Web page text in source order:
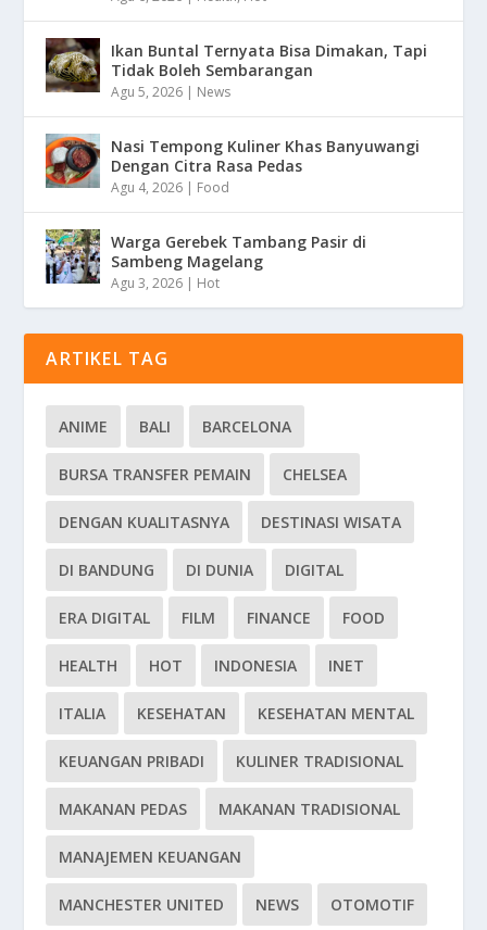
Ikan Buntal Ternyata Bisa Dimakan, Tapi
Tidak Boleh Sembarangan
Agu 5, 2026 | News
Nasi Tempong Kuliner Khas Banyuwangi
Dengan Citra Rasa Pedas
Agu 4, 2026 | Food
Warga Gerebek Tambang Pasir di
Sambeng Magelang
Agu 3, 2026 | Hot
ARTIKEL TAG
ANIME BALI BARCELONA
BURSA TRANSFER PEMAIN CHELSEA
DENGAN KUALITASNYA DESTINASI WISATA
DI BANDUNG DI DUNIA DIGITAL
ERA DIGITAL FILM FINANCE FOOD
HEALTH HOT INDONESIA INET
ITALIA KESEHATAN KESEHATAN MENTAL
KEUANGAN PRIBADI KULINER TRADISIONAL
MAKANAN PEDAS MAKANAN TRADISIONAL
MANAJEMEN KEUANGAN
MANCHESTER UNITED NEWS OTOMOTIF